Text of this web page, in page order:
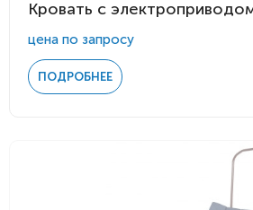
Кровать с
цена по запросу
ПОДРОБНЕЕ